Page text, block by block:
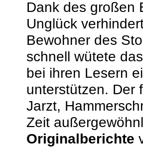
Dank des großen
Unglück
Bewohner des
schnell wütete
bei ihren Lesern
unterstützen. Der
Jarzt,
Zeit
Originalberichte